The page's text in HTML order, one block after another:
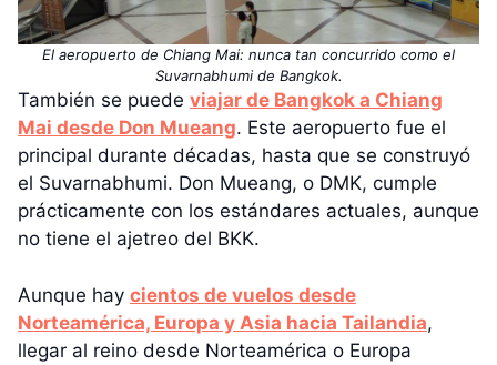
El aeropuerto de Chiang Mai: nunca tan concurrido como el
Suvarnabhumi de Bangkok.
También se puede viajar de Bangkok a Chiang
Mai desde Don Mueang. Este aeropuerto fue el
principal durante décadas, hasta que se construyó
el Suvarnabhumi. Don Mueang, o DMK, cumple
prácticamente con los estándares actuales, aunque
no tiene el ajetreo del BKK.
Aunque hay cientos de vuelos desde
Norteamérica, Europa y Asia hacia Tailandia,
llegar al reino desde Norteamérica o Europa